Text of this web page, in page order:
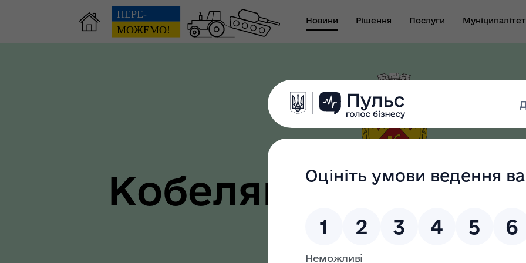
Новини Рішення Послуги Муніципалітет
Звіт виконуючого
повноваження міського
голови-секретаря міської
Безбар"єрність
Кобеляцька
громада